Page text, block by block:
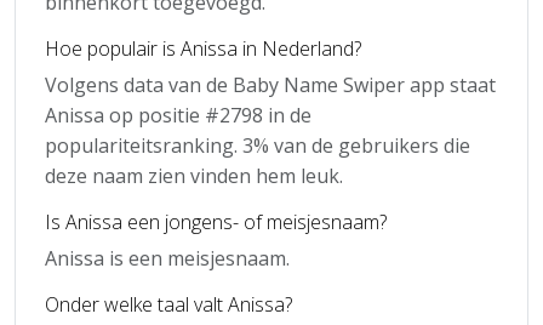
Hoe populair is Anissa in Nederland?
Volgens data van de Baby Name Swiper app staat
Anissa op positie #2798 in de
populariteitsranking. 3% van de gebruikers die
deze naam zien vinden hem leuk.
Is Anissa een jongens- of meisjesnaam?
Anissa is een meisjesnaam.
Onder welke taal valt Anissa?